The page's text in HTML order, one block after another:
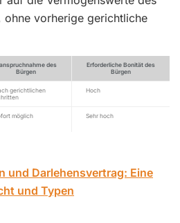
ohne vorherige gerichtliche
des
Bürgen
Erforderliche Bonität des
Bürgen
gerichtlichen
Hoch
möglich Sehr hoch
und Darlehensvertrag: Eine
und Typen